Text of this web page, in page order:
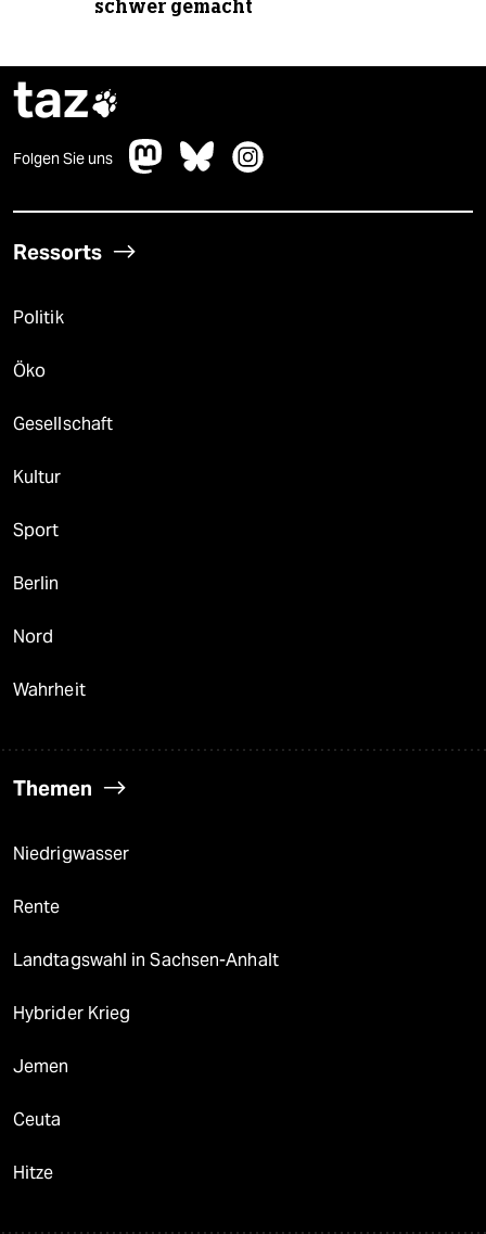
schwer gemacht
taz
Folgen Sie uns
Ressorts
Politik
Öko
Gesellschaft
Kultur
Sport
Berlin
Nord
Wahrheit
Themen
Niedrigwasser
Rente
Landtagswahl in Sachsen-Anhalt
Hybrider Krieg
Jemen
Ceuta
Hitze